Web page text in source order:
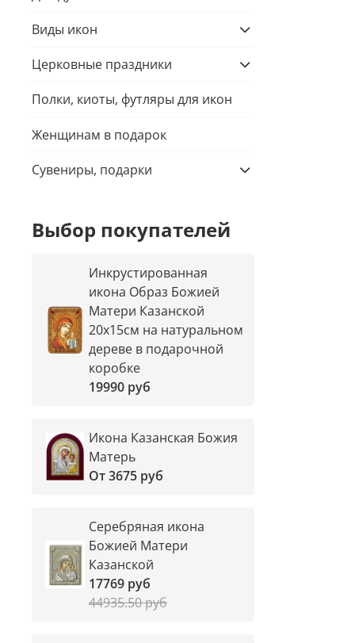
Виды икон
Церковные праздники
Полки, киоты, футляры для икон
Женщинам в подарок
Сувениры, подарки
Выбор покупателей
Инкрустированная
икона Образ Божией
Матери Казанской
20х15см на натуральном
дереве в подарочной
коробке
19990 руб
Икона Казанская Божия
Матерь
От3675 руб
Серебряная икона
Божией Матери
Казанской
17769 руб
44935.50 руб